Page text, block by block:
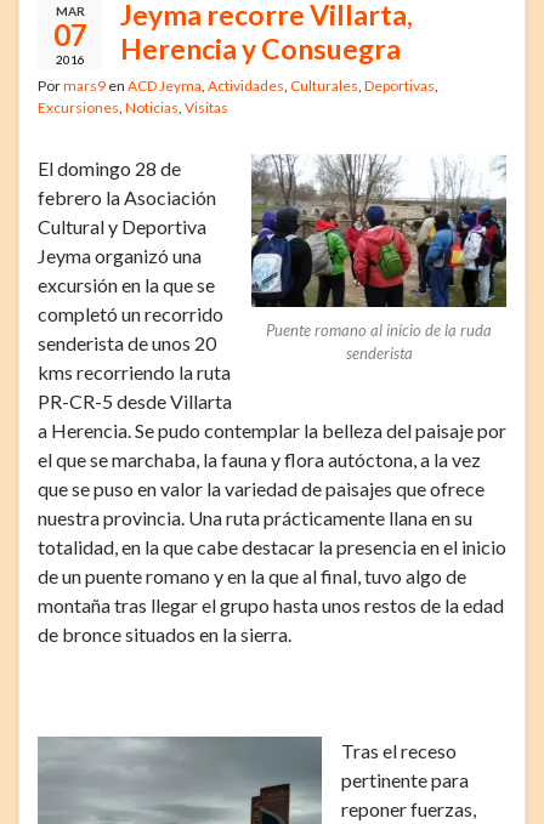
MAR
07
2016
Jeyma recorre Villarta,
Herencia y Consuegra
Pormars9 en ACD Jeyma Actividades Culturales Deportivas
Excursiones Noticias Visitas
Puente romano al inicio de la ruda
senderista
El domingo 28 de
febrero la Asociación
Cultural y Deportiva
Jeyma organizó una
excursión en la que se
completó un recorrido
senderista de unos 20
kms recorriendo la ruta
PR-CR-5 desde Villarta
a Herencia. Se pudo contemplar la belleza del paisaje por
el que se marchaba, la fauna y flora autóctona, a la vez
que se puso en valor la variedad de paisajes que ofrece
nuestra provincia. Una ruta prácticamente llana en su
totalidad, en la que cabe destacar la presencia en el inicio
de un puente romano y en la que al final, tuvo algo de
montaña tras llegar el grupo hasta unos restos de la edad
de bronce situados en la sierra.
Tras el receso
pertinente para
reponer fuerzas,